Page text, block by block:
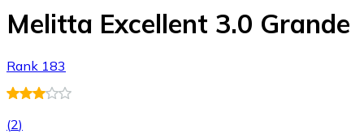
Melitta Excellent 3.0 Grande
Rank 183
(2)